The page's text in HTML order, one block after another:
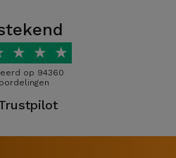
★ ★ ★
op 94360